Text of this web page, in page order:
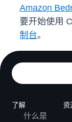
Amazon
要开始使用
制台。
了解
什么是
资